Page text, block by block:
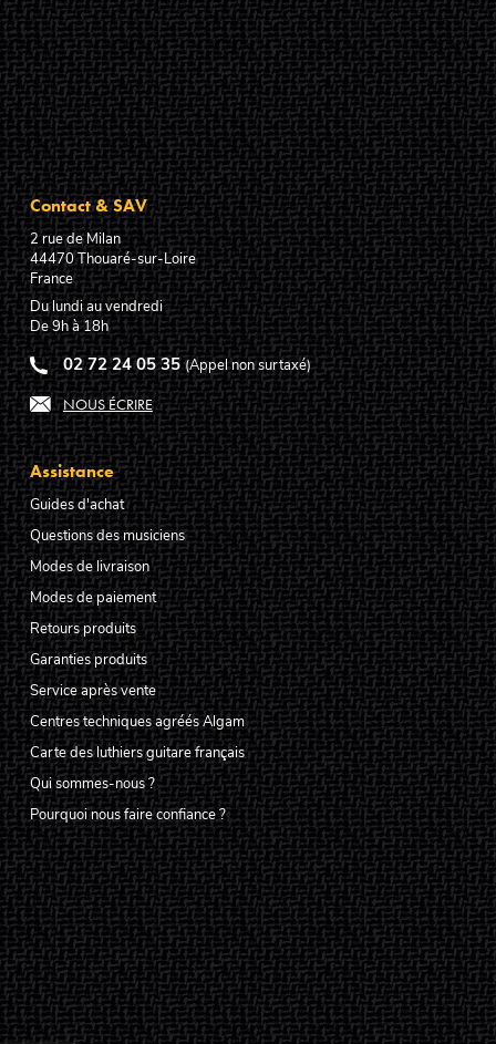
Contact & SAV
2 rue de Milan
44470Thouaré-sur-Loire
France
Du lundi au vendredi
De 9h à 18h
02 72 24 05 35 (Appel non surtaxé)
NOUS ÉCRIRE
Assistance
Guides d'achat
Questions des musiciens
Modes de livraison
Modes de paiement
Retours produits
Garanties produits
Service après vente
Centres techniques agréés Algam
Carte des luthiers guitare français
Qui sommes-nous ?
Pourquoi nous faire confiance ?